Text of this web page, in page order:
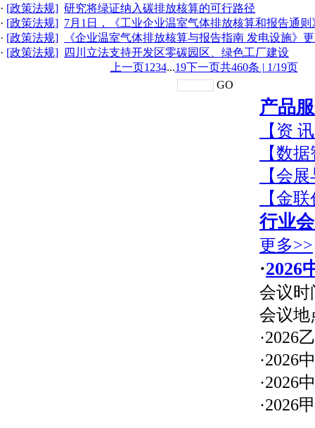
· [政策法规] 研究将绿证纳入碳排放核算的可行路径
· [政策法规] 7月1日，《工业企业温室气体排放核算和报告通则
· [政策法规]
《企业温室气体排放核算与报告指南 发电设施》
· [政策法规]
四川立法支持开发区零碳园区、绿色工厂建设
上一页1 234...19下一页共460条 | 1/19页
GO
产品
【资
【数
【会
【金
行业
更多>>
·2026
会议时
会议地
·2026
·2026
·2026
·2026